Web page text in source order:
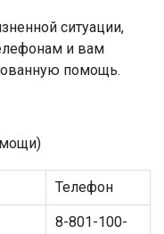
ситуации,
и вам
помощь.
Телефон
8-801-100-